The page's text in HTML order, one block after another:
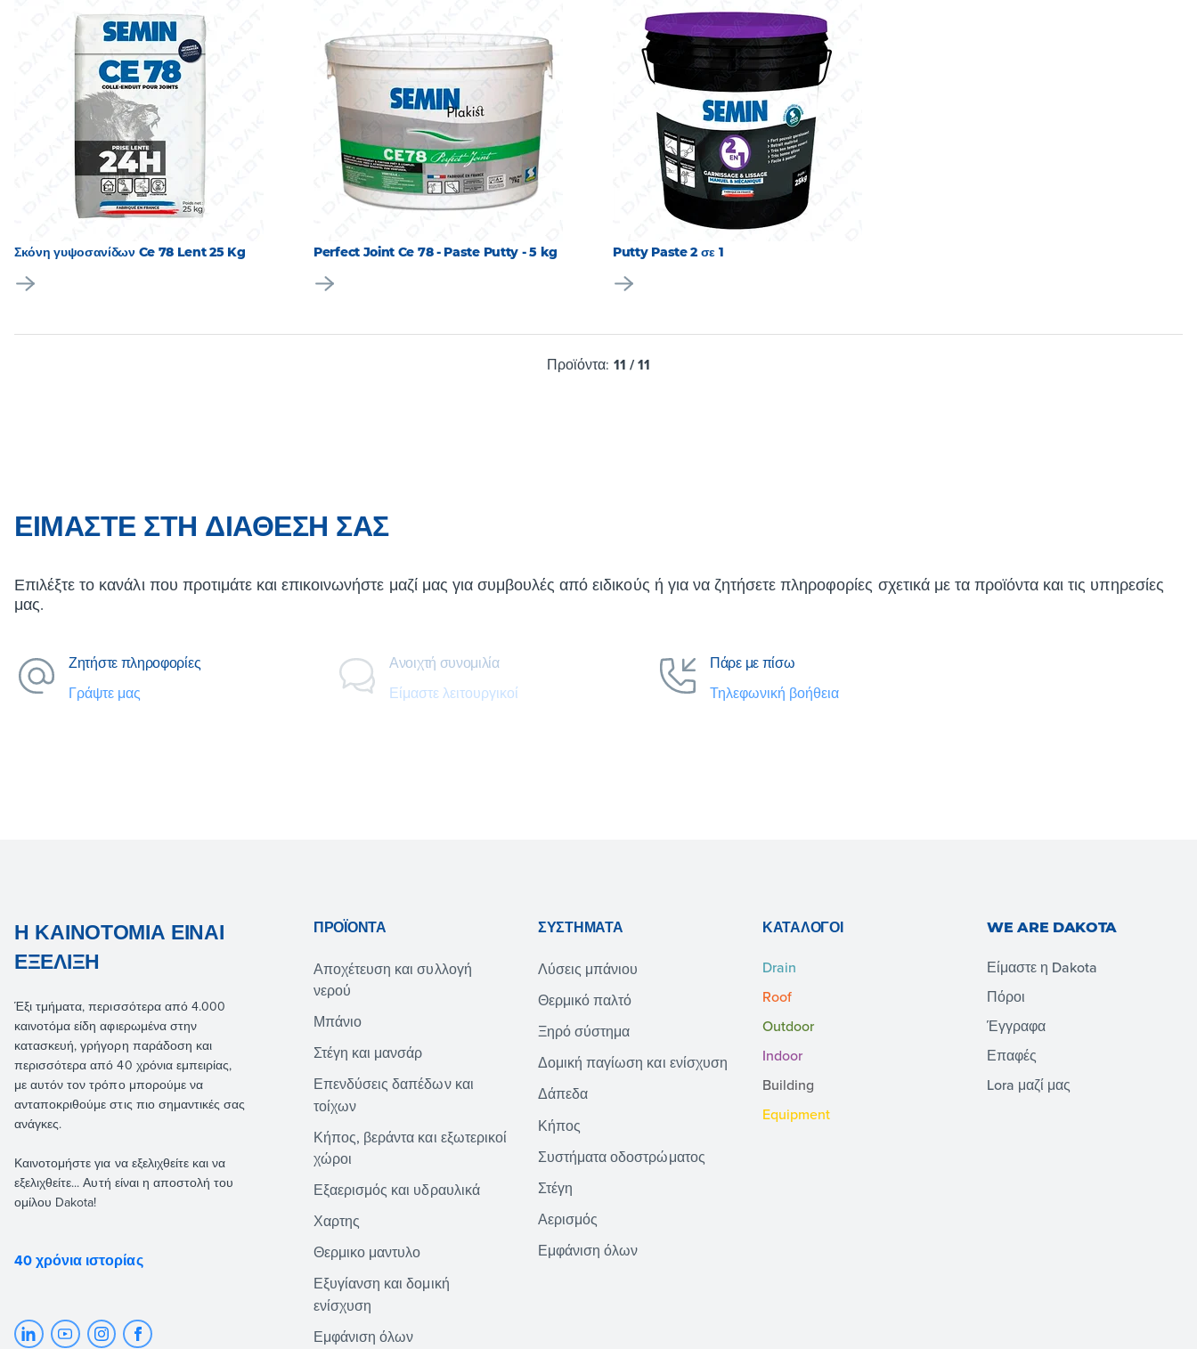
Σκόνη γυψοσανίδων Ce 78 Lent 25 Kg Perfect Joint Ce 78 - Paste Putty - 5 kg Putty Paste 2 σε 1
Προϊόντα: 11 /11
ΕΊΜΑΣΤΕ ΣΤΗ ΔΙΆΘΕΣΉ ΣΑΣ
Επιλέξτε το κανάλι που προτιμάτε και επικοινωνήστε μαζί μας για συμβουλές από ειδικούς ή για να ζητήσετε πληροφορίες σχετικά με τα προϊόντα και τις υπηρεσίες
μας.
Ζητήστε πληροφορίες
Γράψτε μας
Ανοιχτή συνομιλία
Είμαστε λειτουργικοί
Πάρε με πίσω
Τηλεφωνική βοήθεια
Η ΚΑΙΝΟΤΟΜΊΑ ΕΊΝΑΙ
ΕΞΈΛΙΞΗ
Έξι τμήματα, περισσότερα από 4.000
καινοτόμα είδη αφιερωμένα στην
κατασκευή, γρήγορη παράδοση και
περισσότερα από 40 χρόνια εμπειρίας,
με αυτόν τον τρόπο μπορούμε να
ανταποκριθούμε στις πιο σημαντικές σας
ανάγκες.
Καινοτομήστε για να εξελιχθείτε και να
εξελιχθείτε... Αυτή είναι η αποστολή του
ομίλου Dakota!
40 χρόνια ιστορίας
ΠΡΟΪΌΝΤΑ
Αποχέτευση και συλλογή
νερού
Μπάνιο
Στέγη και μανσάρ
Επενδύσεις δαπέδων και
τοίχων
Κήπος, βεράντα και εξωτερικοί
χώροι
Εξαερισμός και υδραυλικά
Χαρτης
Θερμικο μαντυλο
Εξυγίανση και δομική
ενίσχυση
Εμφάνιση όλων
ΣΥΣΤΉΜΑΤΑ
Λύσεις μπάνιου
Θερμικό παλτό
Ξηρό σύστημα
Δομική παγίωση και ενίσχυση
Δάπεδα
Κήπος
Συστήματα οδοστρώματος
Στέγη
Αερισμός
Εμφάνιση όλων
ΚΑΤΆΛΟΓΟΙ
Drain
Roof
Outdoor
Indoor
Building
Equipment
WE ARE DAKOTA
Είμαστε η Dakota
Πόροι
Έγγραφα
Επαφές
Lora μαζί μας